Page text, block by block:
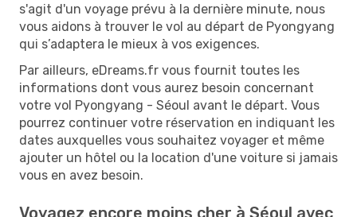
s'agit d'un voyage prévu à la dernière minute, nous
vous aidons à trouver le vol au départ de Pyongyang
qui s’adaptera le mieux à vos exigences.
Par ailleurs, eDreams.fr vous fournit toutes les
informations dont vous aurez besoin concernant
votre vol Pyongyang - Séoul avant le départ. Vous
pourrez continuer votre réservation en indiquant les
dates auxquelles vous souhaitez voyager et même
ajouter un hôtel ou la location d'une voiture si jamais
vous en avez besoin.
Voyagez encore moins cher à Séoul avec